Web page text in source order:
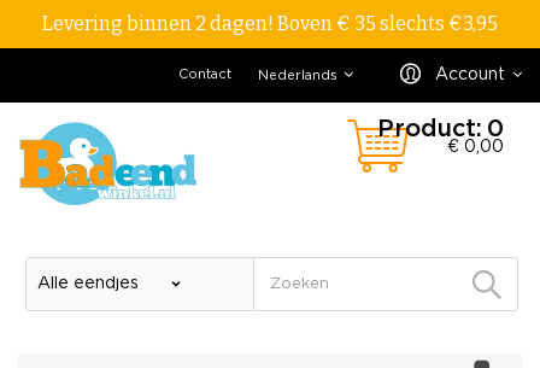
Levering binnen 2 dagen! Boven € 35 slechts €3,95
Account
Nederlands
Contact
Product: 0
€ 0,00